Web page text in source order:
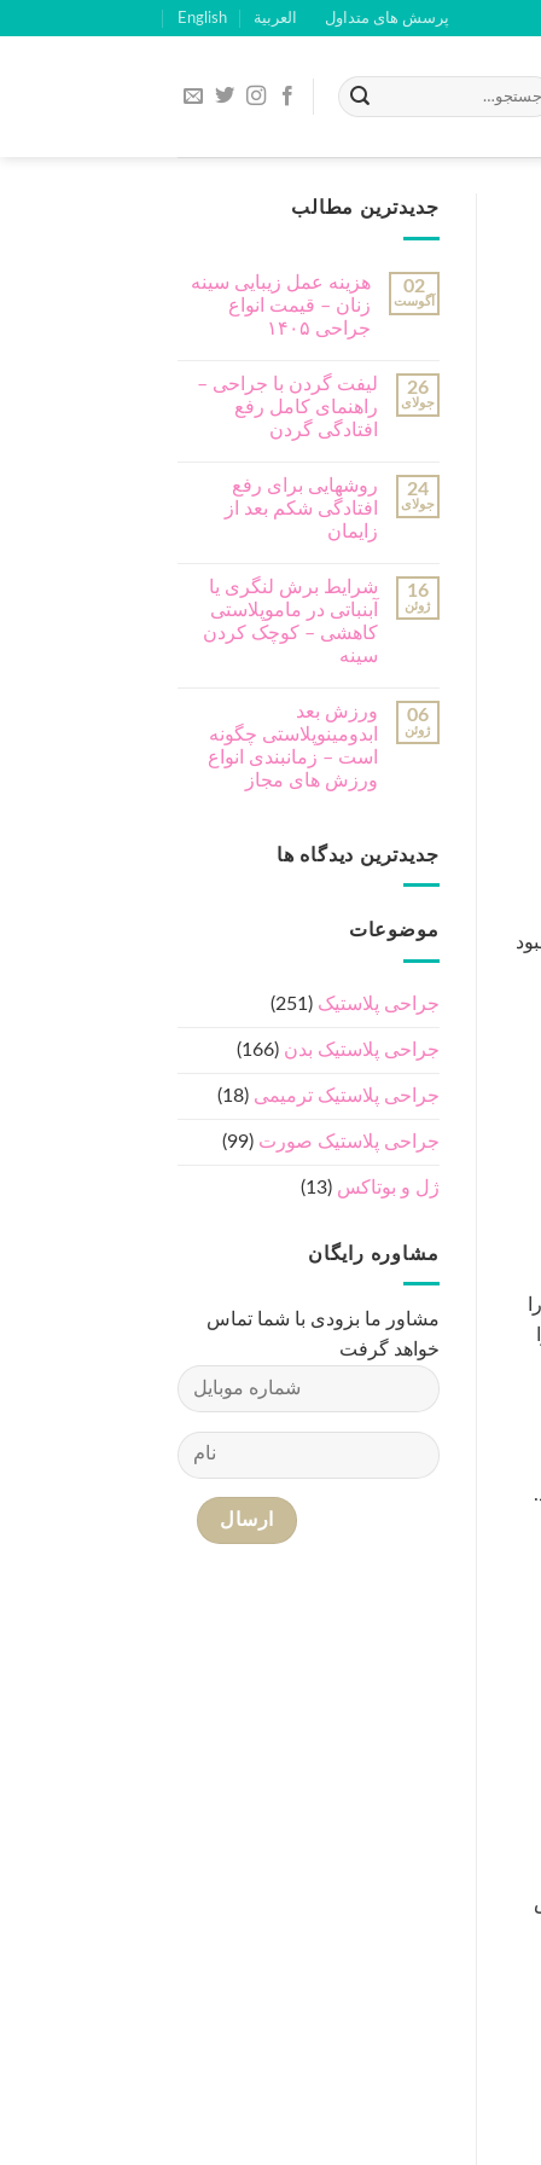
پرسش های متداول العربية English
جدیدترین مطالب
02
آگوست
هزینه عمل زیبایی سینه
زنان – قیمت انواع
جراحی ۱۴۰۵
26
جولای
لیفت گردن با جراحی –
راهنمای کامل رفع
افتادگی گردن
24
جولای
روشهایی برای رفع
افتادگی شکم بعد از
زایمان
16
ژوئن
شرایط برش لنگری یا
آبنباتی در ماموپلاستی
کاهشی – کوچک کردن
سینه
06
ژوئن
ورزش بعد
ابدومینوپلاستی چگونه
است – زمانبندی انواع
ورزش های مجاز
جدیدترین دیدگاه ها
موضوعات
جراحی پلاستیک (251)
جراحی پلاستیک بدن (166)
جراحی پلاستیک ترمیمی (18)
جراحی پلاستیک صورت (99)
ژل و بوتاکس (13)
مشاوره رایگان
مشاور ما بزودی با شما تماس
خواهد گرفت